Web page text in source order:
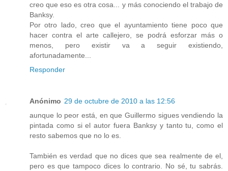
creo que eso es otra cosa... y más conociendo el trabajo de
Banksy.
Por otro lado, creo que el ayuntamiento tiene poco que
hacer contra el arte callejero, se podrá esforzar más o
menos, pero existir va a seguir existiendo,
afortunadamente...
Responder
Anónimo 29 de octubre de 2010 a las 12:56
aunque lo peor está, en que Guillermo sigues vendiendo la
pintada como si el autor fuera Banksy y tanto tu, como el
resto sabemos que no lo es.
También es verdad que no dices que sea realmente de el,
pero es que tampoco dices lo contrario. No sé, tu sabrás.